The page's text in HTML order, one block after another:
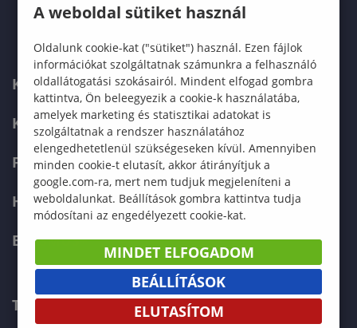
KARUNK
KÉPZÉSEK
FELVÉTELIZŐKNEK
HALLGATÓKNAK
ERASMUS+
TELEFONKÖNYV
A weboldal sütiket használ
Oldalunk cookie-kat ("sütiket") használ. Ezen fájlok
információkat szolgáltatnak számunkra a felhasználó
oldallátogatási szokásairól. Mindent elfogad gombra
kattintva, Ön beleegyezik a cookie-k használatába,
amelyek marketing és statisztikai adatokat is
szolgáltatnak a rendszer használatához
elengedhetetlenül szükségeseken kívül. Amennyiben
minden cookie-t elutasít, akkor átirányítjuk a
google.com-ra, mert nem tudjuk megjeleníteni a
weboldalunkat. Beállítások gombra kattintva tudja
módosítani az engedélyezett cookie-kat.
MINDET ELFOGADOM
BEÁLLÍTÁSOK
ELUTASÍTOM